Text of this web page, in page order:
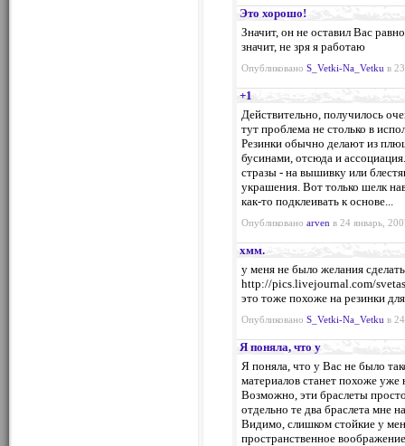
Это хорошо!
Значит, он не оставил Вас
значит, не зря я работаю
Опубликовано S_Vetki-Na_Vetku в
+1
Действительно, получилось
тут проблема не столько в
Резинки обычно делают из
бусинами, отсюда и
стразы - на вышивку или
украшения. Вот только шелк
как-то подклеивать к основе...
Опубликовано arven в 24 январь,
хмм.
у меня не было желания
http://pics.livejournal.com/
это тоже похоже на резинки
Опубликовано S_Vetki-Na_Vetku в
Я поняла, что у
Я поняла, что у Вас не было
материалов станет похоже уже
Возможно, эти браслеты
отдельно те два браслета мне
Видимо, слишком стойкие у
пространственное